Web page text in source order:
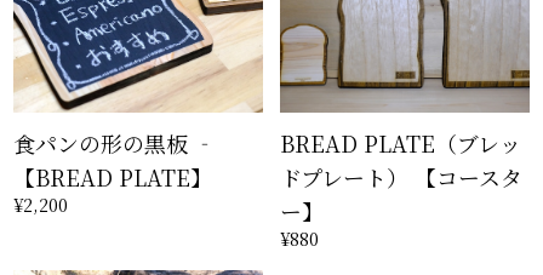
食パンの形の黒板 ‐
【BREAD PLATE】
¥2,200
BREAD PLATE（ブレッ
ドプレート） 【コースタ
ー】
¥880